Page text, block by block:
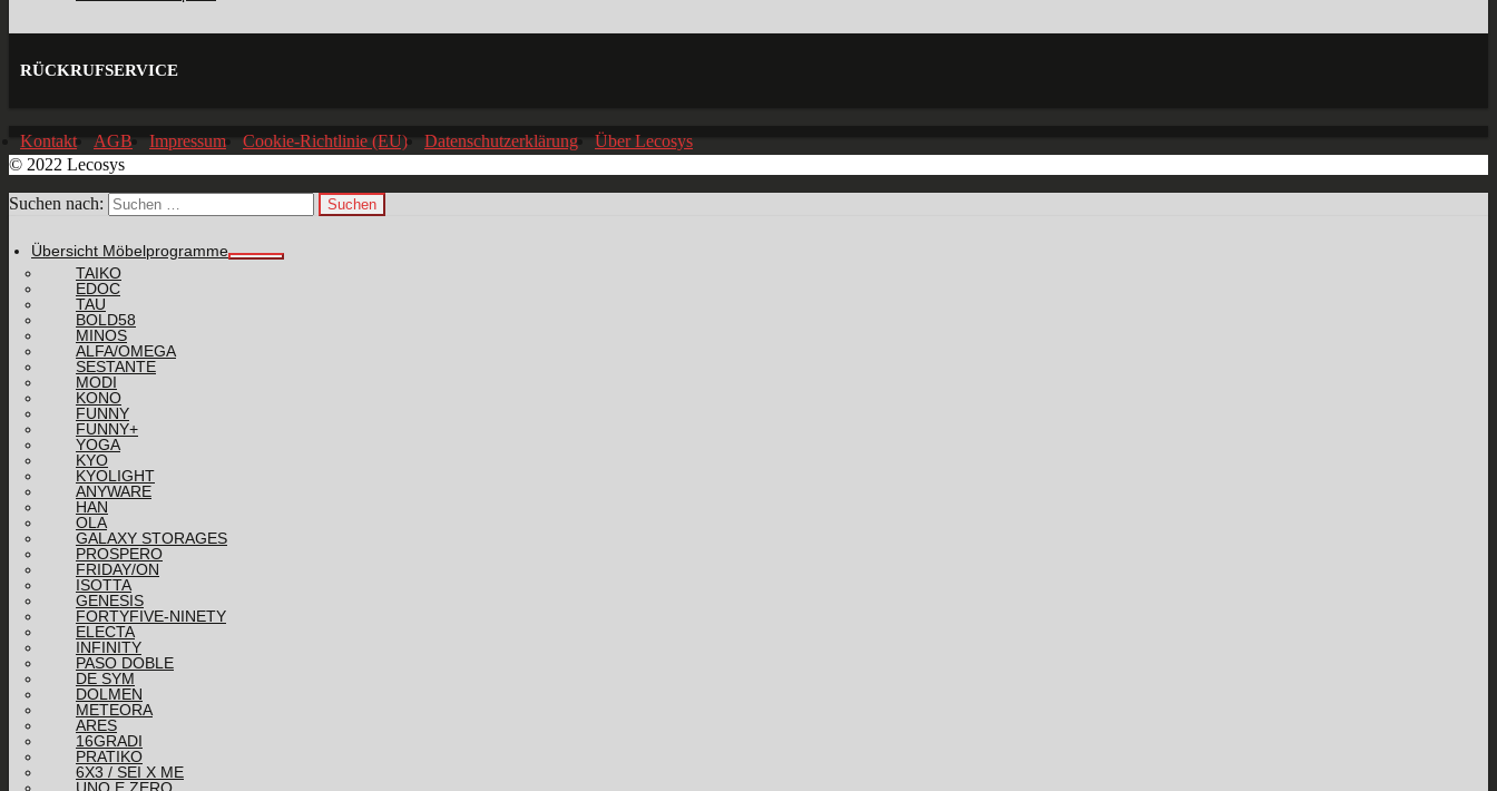
RÜCKRUFSERVICE
Kontakt AGB Impressum Cookie-Richtlinie (EU) Datenschutzerklärung
Über Lecosys
© 2022 Lecosys
Suchen nach:
Übersicht Möbelprogramme
TAIKO
EDOC
TAU
BOLD58
MINOS
ALFA/OMEGA
SESTANTE
MODI
KONO
FUNNY
FUNNY+
YOGA
KYO
KYOLIGHT
ANYWARE
HAN
OLA
GALAXY STORAGES
PROSPERO
FRIDAY/ON
ISOTTA
GENESIS
FORTYFIVE-NINETY
ELECTA
INFINITY
PASO DOBLE
DE SYM
DOLMEN
METEORA
ARES
16GRADI
PRATIKO
6X3 / SEI X ME